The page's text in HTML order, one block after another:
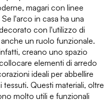
magari con linee
Se l'arco in casa ha una
con l'utilizzo di
un ruolo funzionale.
creano uno spazio
elementi di arredo
ideali per abbellire
Questi materiali, oltre
molto utili e funzionali